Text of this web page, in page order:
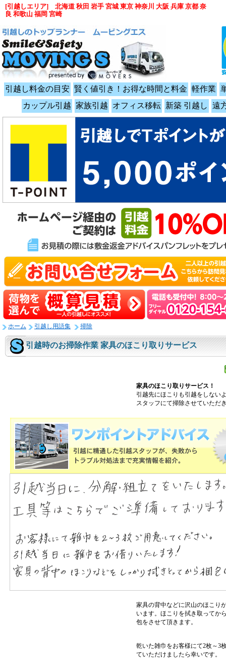
引越し料金の目安 賢く値引き！お得な時間と料金 軽作業
カップル引越 家族引越 オフィス移転 新築 引越し 遠
ホーム 引越し用語集 掃除
引越時のお掃除作業 家具のほこり取りサービス
家具のほこり取りサービス！
引越先にほこりも引越をしない
スタッフにて掃除させていただ
家具の背中などに沢山のほこり
います。ほこりを拭き取ってか
包をさせて頂きます。
乾いた雑巾をお客様にて2枚～3
ていただけましたら幸いです。
[引越しエリア] 北海道 秋田 岩手 宮城 東京 神奈川 大阪 兵庫 京都 奈
良 和歌山 福岡 宮崎